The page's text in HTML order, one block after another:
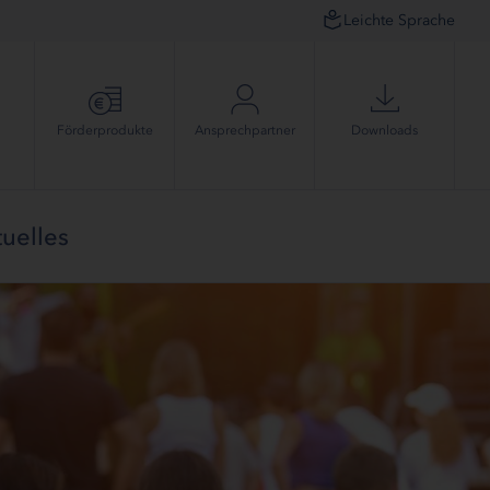
Leichte Sprache
Förder­produkte Ansprech­partner Downloads